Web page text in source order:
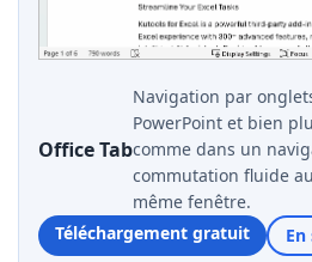
Office Tab
Navigation par
PowerPoint et bien
comme dans un
commutation fluide
même fenêtre.
Téléchargement gratuit